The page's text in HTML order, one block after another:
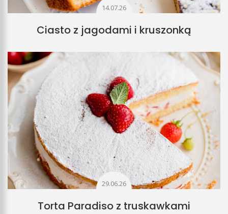
14.07.26
Ciasto z jagodami i kruszonką
29.06.26
Torta Paradiso z truskawkami